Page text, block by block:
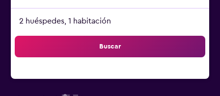
2 huéspedes, 1 habitación
Buscar